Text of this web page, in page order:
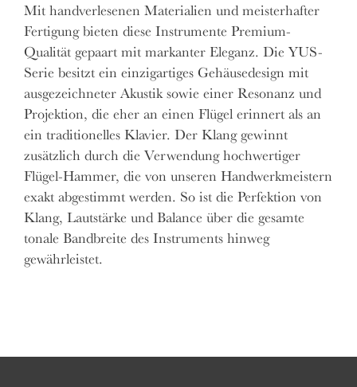
Mit handverlesenen Materialien und meisterhafter
Fertigung bieten diese Instrumente Premium-
Qualität gepaart mit markanter Eleganz. Die YUS-
Serie besitzt ein einzigartiges Gehäusedesign mit
ausgezeichneter Akustik sowie einer Resonanz und
Projektion, die eher an einen Flügel erinnert als an
ein traditionelles Klavier. Der Klang gewinnt
zusätzlich durch die Verwendung hochwertiger
Flügel-Hammer, die von unseren Handwerkmeistern
exakt abgestimmt werden. So ist die Perfektion von
Klang, Lautstärke und Balance über die gesamte
tonale Bandbreite des Instruments hinweg
gewährleistet.